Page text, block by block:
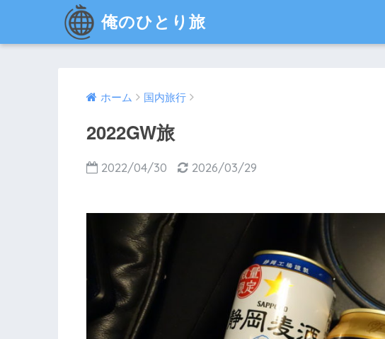
俺のひとり旅
ホーム 国内旅行
2022GW旅
2022/04/30 2026/03/29